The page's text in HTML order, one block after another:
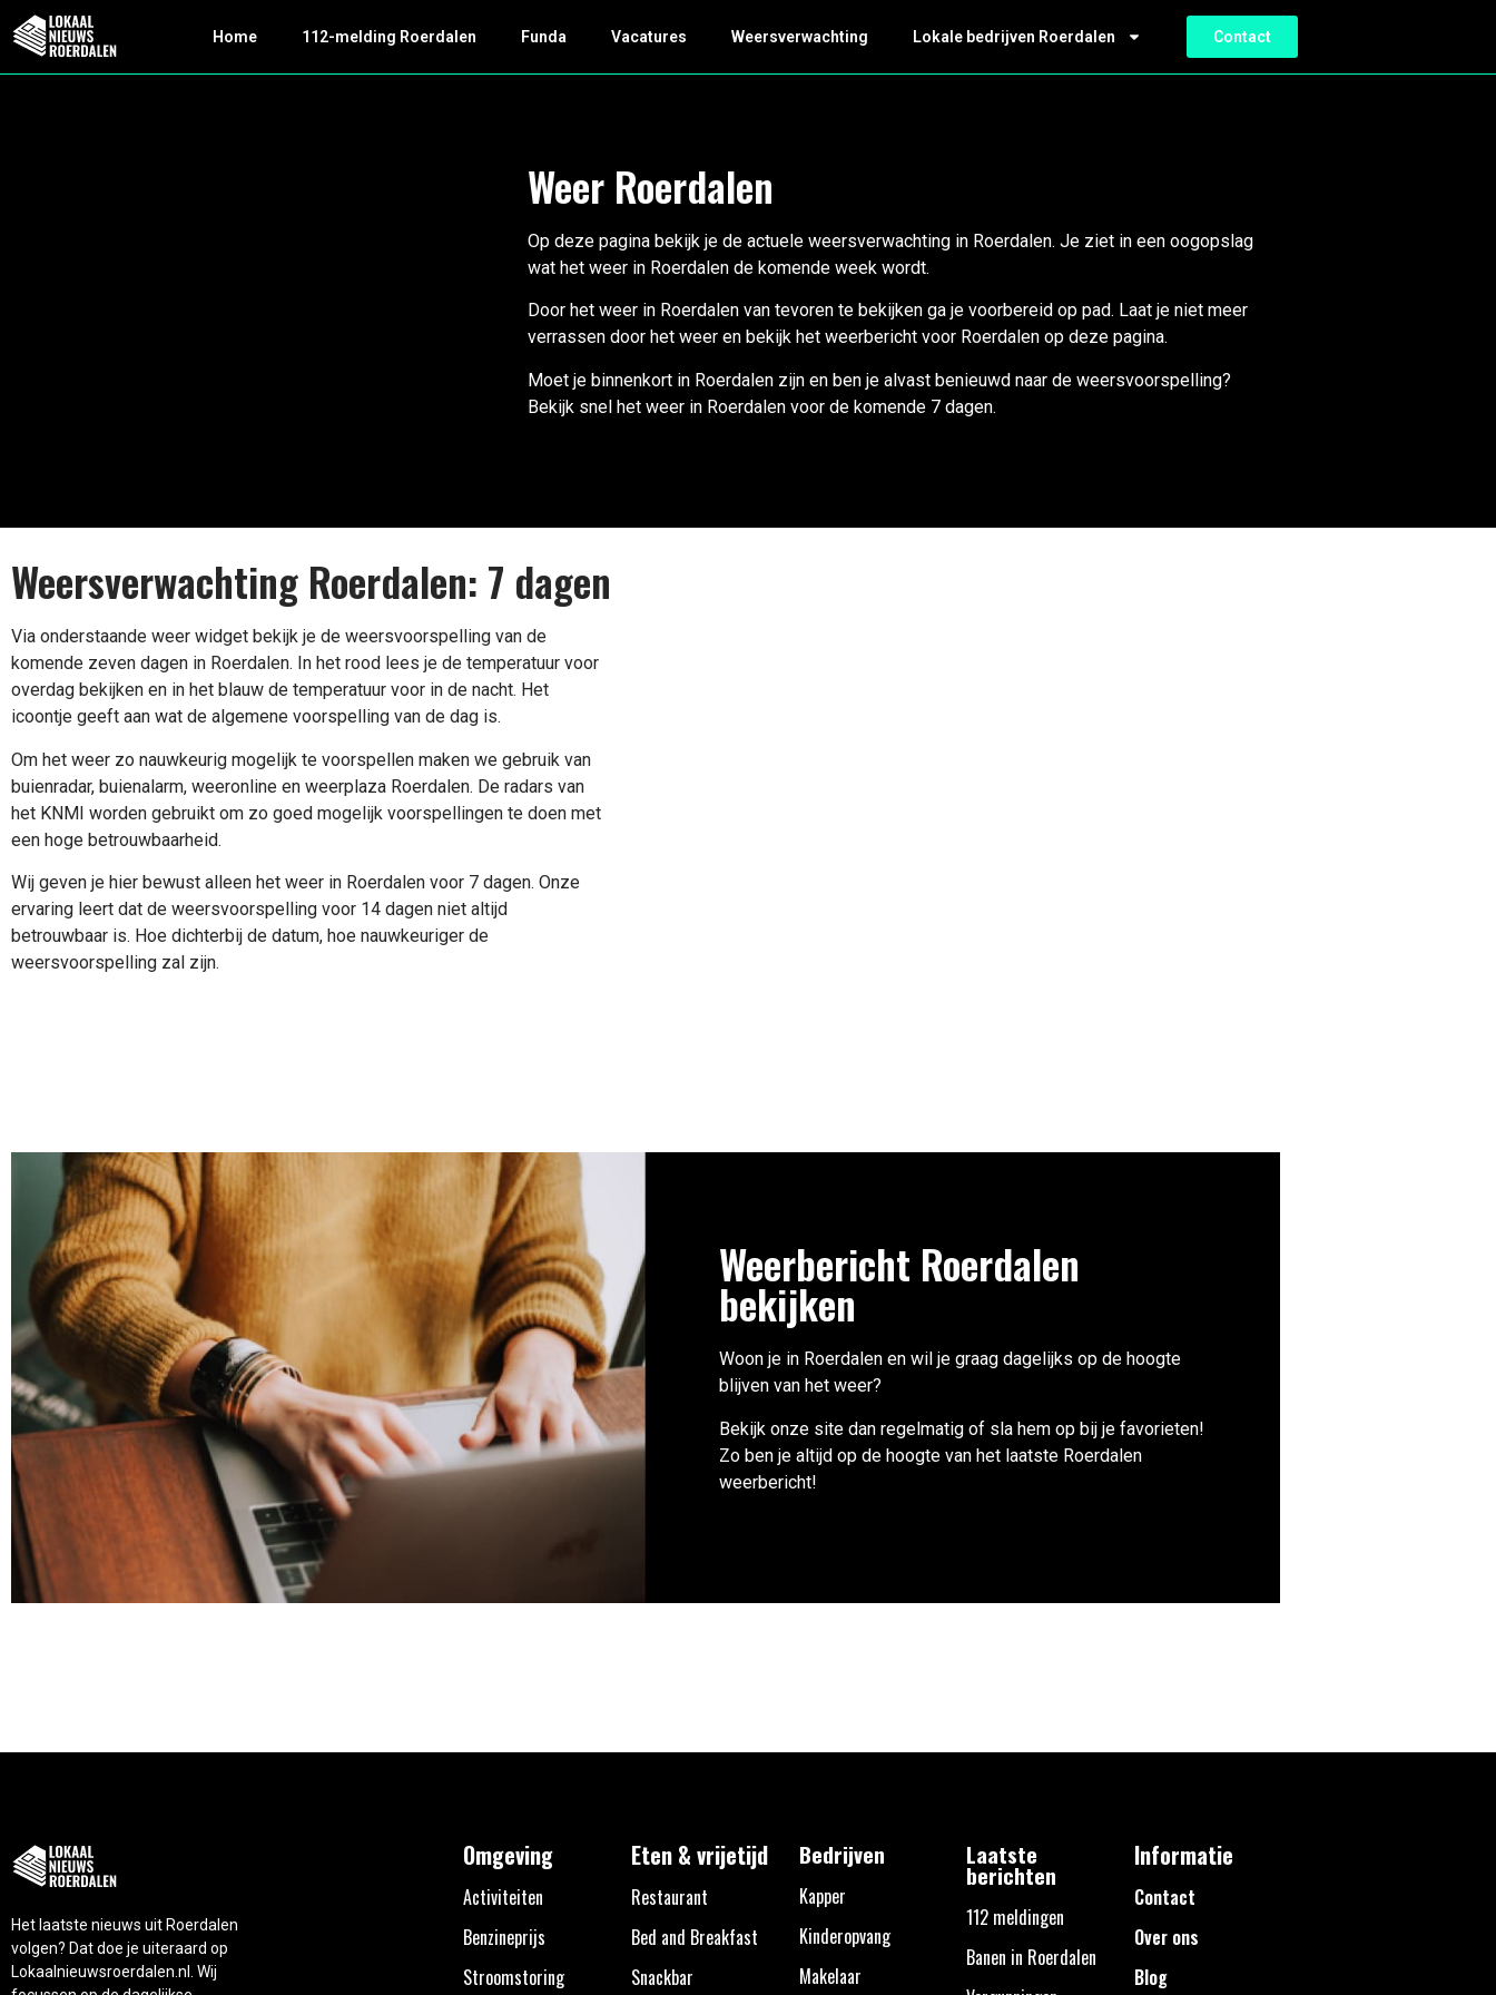
Home 112-melding Roerdalen Funda Vacatures Weersverwachting Lokale bedrijven Roerdalen Contact
Weer Roerdalen
Op deze pagina bekijk je de actuele weersverwachting in Roerdalen. Je ziet in een oogopslag
wat het weer in Roerdalen de komende week wordt.
Door het weer in Roerdalen van tevoren te bekijken ga je voorbereid op pad. Laat je niet meer
verrassen door het weer en bekijk het weerbericht voor Roerdalen op deze pagina.
Moet je binnenkort in Roerdalen zijn en ben je alvast benieuwd naar de weersvoorspelling?
Bekijk snel het weer in Roerdalen voor de komende 7 dagen.
Weersverwachting Roerdalen: 7 dagen
Via onderstaande weer widget bekijk je de weersvoorspelling van de
komende zeven dagen in Roerdalen. In het rood lees je de temperatuur voor
overdag bekijken en in het blauw de temperatuur voor in de nacht. Het
icoontje geeft aan wat de algemene voorspelling van de dag is.
Om het weer zo nauwkeurig mogelijk te voorspellen maken we gebruik van
buienradar, buienalarm, weeronline en weerplaza Roerdalen. De radars van
het KNMI worden gebruikt om zo goed mogelijk voorspellingen te doen met
een hoge betrouwbaarheid.
Wij geven je hier bewust alleen het weer in Roerdalen voor 7 dagen. Onze
ervaring leert dat de weersvoorspelling voor 14 dagen niet altijd
betrouwbaar is. Hoe dichterbij de datum, hoe nauwkeuriger de
weersvoorspelling zal zijn.
Weerbericht Roerdalen
bekijken
Woon je in Roerdalen en wil je graag dagelijks op de hoogte
blijven van het weer?
Bekijk onze site dan regelmatig of sla hem op bij je favorieten!
Zo ben je altijd op de hoogte van het laatste Roerdalen
weerbericht!
Het laatste nieuws uit Roerdalen
volgen? Dat doe je uiteraard op
Lokaalnieuwsroerdalen.nl. Wij
Omgeving
Activiteiten
Benzineprijs
Stroomstoring
Eten & vrijetijd
Restaurant
Bed and Breakfast
Snackbar
Bedrijven
Kapper
Kinderopvang
Makelaar
Laatste
berichten
112 meldingen
Banen in Roerdalen
Informatie
Contact
Over ons
Blog